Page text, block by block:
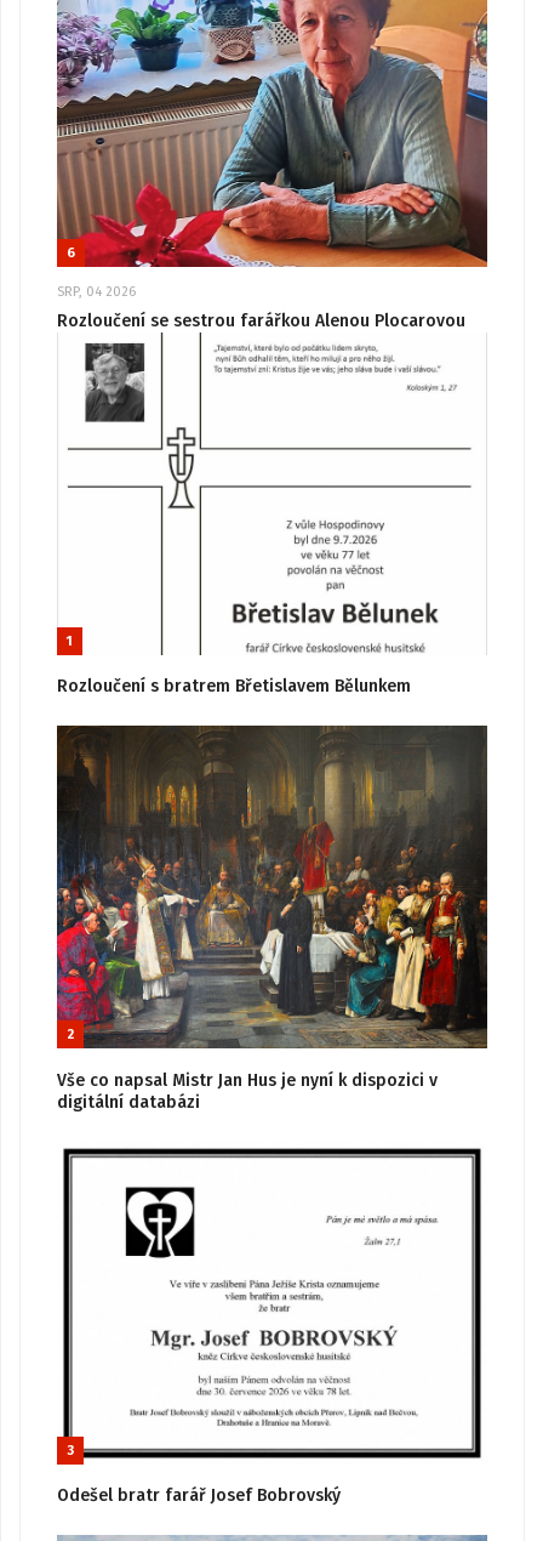
6
SRP, 04 2026
Rozloučení se sestrou farářkou Alenou Plocarovou
1
Rozloučení s bratrem Břetislavem Bělunkem
2
Vše co napsal Mistr Jan Hus je nyní k dispozici v
digitální databázi
3
Odešel bratr farář Josef Bobrovský